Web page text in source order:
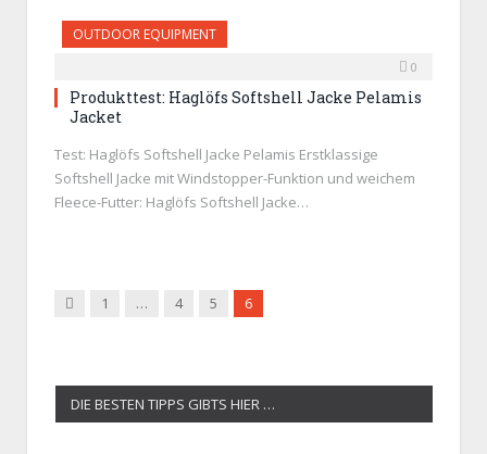
OUTDOOR EQUIPMENT
0
Produkttest: Haglöfs Softshell Jacke Pelamis
Jacket
Test: Haglöfs Softshell Jacke Pelamis Erstklassige
Softshell Jacke mit Windstopper-Funktion und weichem
Fleece-Futter: Haglöfs Softshell Jacke…
Zurück
1 … 4 5 6
DIE BESTEN TIPPS GIBTS HIER …